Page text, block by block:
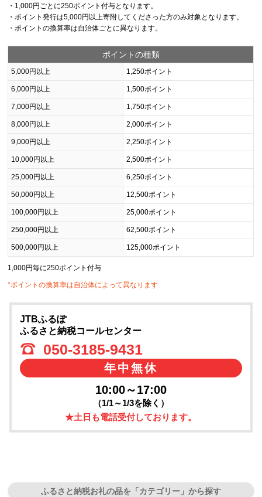
・1,000円ごとに250ポイント付与となります。
・ポイント発行は5,000円以上寄附してくださった方のみ対象となります。
・ポイントの換算率は自治体ごとに異なります。
ポイントの種類
5,000円以上 1,250ポイント
6,000円以上 1,500ポイント
7,000円以上 1,750ポイント
8,000円以上 2,000ポイント
9,000円以上 2,250ポイント
10,000円以上 2,500ポイント
25,000円以上 6,250ポイント
50,000円以上 12,500ポイント
100,000円以上 25,000ポイント
250,000円以上 62,500ポイント
500,000円以上 125,000ポイント
1,000円毎に250ポイント付与
*ポイントの換算率は自治体によって異なります
JTBふるぽ
ふるさと納税コールセンター
050-3185-9431
年中無休
10:00～17:00
（1/1～1/3を除く）
★土日も電話受付しております。
ふるさと納税お礼の品を「カテゴリー」から探す